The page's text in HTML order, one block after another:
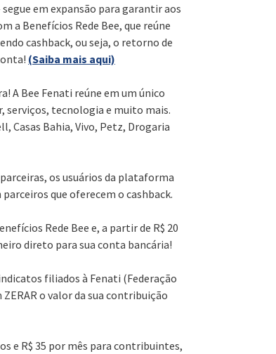
em expansão para garantir aos
a Benefícios Rede Bee, que reúne
cashback, ou seja, o retorno de
(Saiba mais aqui)
A Bee Fenati reúne em um único
serviços, tecnologia e muito mais.
Casas Bahia, Vivo, Petz, Drogaria
os usuários da plataforma
que oferecem o cashback.
Rede Bee e, a partir de R$ 20
direto para sua conta bancária!
filiados à Fenati (Federação
o valor da sua contribuição
e R$ 35 por mês para contribuintes,